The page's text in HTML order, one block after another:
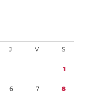
J V S
1
6 7 8